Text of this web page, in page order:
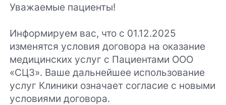
Уважаемые пациенты!
Информируем вас, что с 01.12.2025
изменятся условия договора на оказание
медицинских услуг с Пациентами ООО
«СЦЗ». Ваше дальнейшее использование
услуг Клиники означает согласие с новыми
условиями договора.